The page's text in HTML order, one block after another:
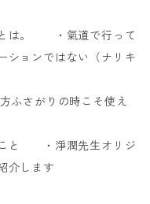
は。 ・氣道で行って
ションではない（ナリキ
さがりの時こそ使え
と ・淨潤先生オリジ
介します